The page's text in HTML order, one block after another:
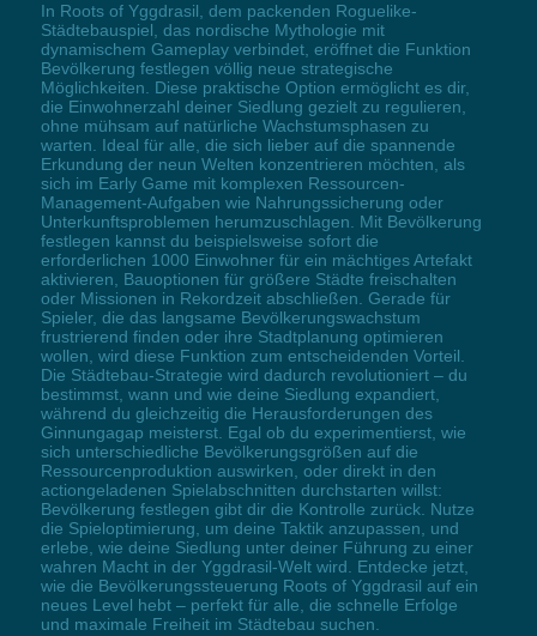
In Roots of Yggdrasil, dem packenden Roguelike-
Städtebauspiel, das nordische Mythologie mit
dynamischem Gameplay verbindet, eröffnet die Funktion
Bevölkerung festlegen völlig neue strategische
Möglichkeiten. Diese praktische Option ermöglicht es dir,
die Einwohnerzahl deiner Siedlung gezielt zu regulieren,
ohne mühsam auf natürliche Wachstumsphasen zu
warten. Ideal für alle, die sich lieber auf die spannende
Erkundung der neun Welten konzentrieren möchten, als
sich im Early Game mit komplexen Ressourcen-
Management-Aufgaben wie Nahrungssicherung oder
Unterkunftsproblemen herumzuschlagen. Mit Bevölkerung
festlegen kannst du beispielsweise sofort die
erforderlichen 1000 Einwohner für ein mächtiges Artefakt
aktivieren, Bauoptionen für größere Städte freischalten
oder Missionen in Rekordzeit abschließen. Gerade für
Spieler, die das langsame Bevölkerungswachstum
frustrierend finden oder ihre Stadtplanung optimieren
wollen, wird diese Funktion zum entscheidenden Vorteil.
Die Städtebau-Strategie wird dadurch revolutioniert – du
bestimmst, wann und wie deine Siedlung expandiert,
während du gleichzeitig die Herausforderungen des
Ginnungagap meisterst. Egal ob du experimentierst, wie
sich unterschiedliche Bevölkerungsgrößen auf die
Ressourcenproduktion auswirken, oder direkt in den
actiongeladenen Spielabschnitten durchstarten willst:
Bevölkerung festlegen gibt dir die Kontrolle zurück. Nutze
die Spieloptimierung, um deine Taktik anzupassen, und
erlebe, wie deine Siedlung unter deiner Führung zu einer
wahren Macht in der Yggdrasil-Welt wird. Entdecke jetzt,
wie die Bevölkerungssteuerung Roots of Yggdrasil auf ein
neues Level hebt – perfekt für alle, die schnelle Erfolge
und maximale Freiheit im Städtebau suchen.